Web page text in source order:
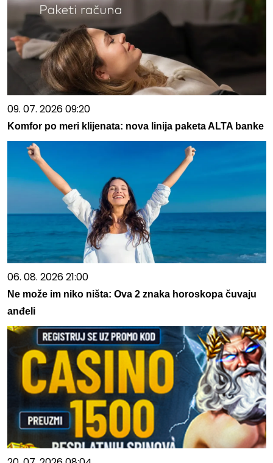
09. 07. 2026 09:20
Komfor po meri klijenata: nova linija paketa ALTA banke
06. 08. 2026 21:00
Ne može im niko ništa: Ova 2 znaka horoskopa čuvaju
anđeli